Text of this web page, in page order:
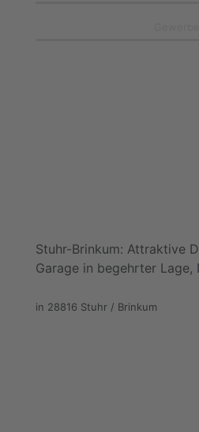
Stuhr-Brinkum: Attraktive
Garage in begehrter Lage,
in 28816 Stuhr / Brinkum